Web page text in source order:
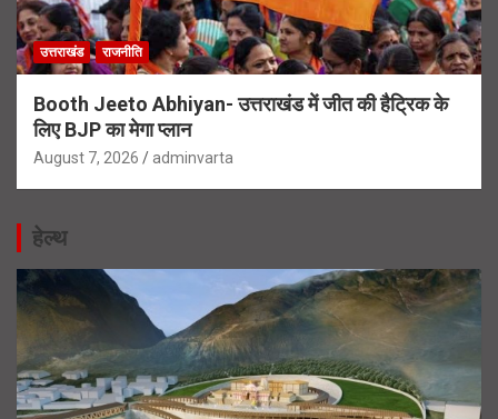
उत्तराखंड राजनीति
Booth Jeeto Abhiyan- उत्तराखंड में जीत की हैट्रिक के
लिए BJP का मेगा प्लान
August 7, 2026 adminvarta
हेल्थ